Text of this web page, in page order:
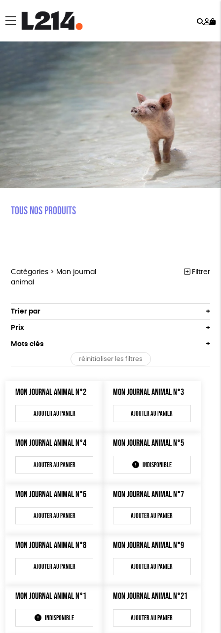
menu
Tous nos produits
Catégories > Mon journal
animal
Filtrer
MARCHE POUR LA FERMETURE DES ABATTOIRS
OUTILS MILITANTS
TRACTS
CARTES
BROCHURES
MON JOURNAL ANIMAL
LIVRETS ÉDUCATIFS
POSTERS ÉDUCATIFS
LIBRAIRIE
BD / ILLUSTRÉS
BADGES
Trier par
Par défaut
Popularité
Prix : du - cher au + cher
Prix
Tous
50 € - 100 €
150 € - 200 €
Mots clés
OEKO-Tex, PETA approuved vegan
réinitialiser les filtres
MON JOURNAL ANIMAL N°2
Ajouter au panier
MON JOURNAL ANIMAL N°3
Ajouter au panier
MON JOURNAL ANIMAL N°4
Ajouter au panier
MON JOURNAL ANIMAL N°5
Indisponible
MON JOURNAL ANIMAL N°6
Ajouter au panier
MON JOURNAL ANIMAL N°7
Ajouter au panier
MON JOURNAL ANIMAL N°8
Ajouter au panier
MON JOURNAL ANIMAL N°9
Ajouter au panier
MON JOURNAL ANIMAL N°1
Indisponible
MON JOURNAL ANIMAL N°21
Ajouter au panier